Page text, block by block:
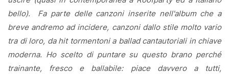
bello).
Fa parte delle canzoni inserite nell'album che a
breve andremo ad incidere, canzoni dallo stile molto vario
tra di loro, da hit tormentoni a ballad cantautoriali in chiave
moderna. Ho scelto di puntare su questo brano perché
trainante, fresco e ballabile: piace davvero a tutti,